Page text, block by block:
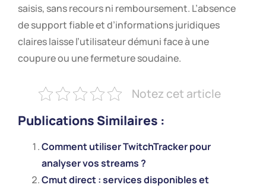
saisis, sans recours ni remboursement. L’absence
de support fiable et d’informations juridiques
claires laisse l’utilisateur démuni face à une
coupure ou une fermeture soudaine.
Notez cet article
Publications Similaires :
Comment utiliser TwitchTracker pour
analyser vos streams ?
Cmut direct : services disponibles et